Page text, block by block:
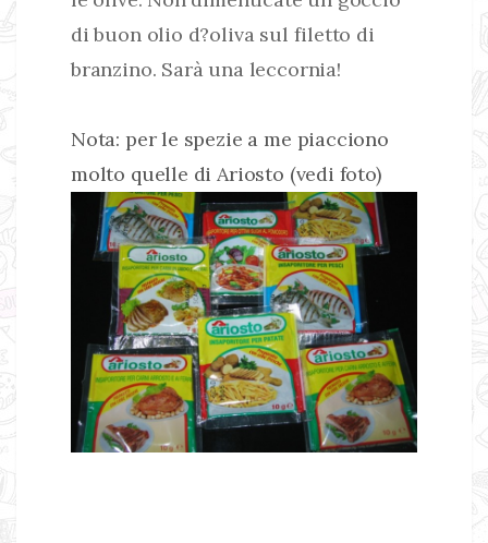
di buon olio d?oliva sul filetto di
branzino. Sarà una leccornia!
Nota: per le spezie a me piacciono
molto quelle di Ariosto (vedi foto)